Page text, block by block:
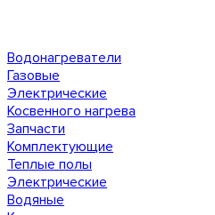
Водонагреватели
Газовые
Электрические
Косвенного нагрева
Запчасти
Комплектующие
Теплые полы
Электрические
Водяные